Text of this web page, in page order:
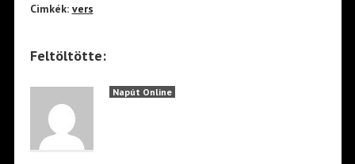
Cimkék: vers
Feltöltötte:
Napút Online